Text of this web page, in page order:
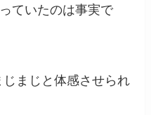
ていたのは事実で
まじと体感させられ